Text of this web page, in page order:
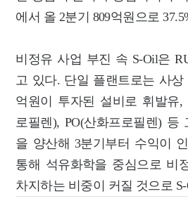
에서 올 2분기 809억원으로
비정유 사업 부진 속 S-Oil은
고 있다. 단일 플랜트로는 사상
억원이 투자된 설비로 휘발유,
로필렌), PO(산화프로필렌) 등
을 양산해 3분기부터 수익이
통해 석유화학을 중심으로 비
차지하는 비중이 커질 것으로